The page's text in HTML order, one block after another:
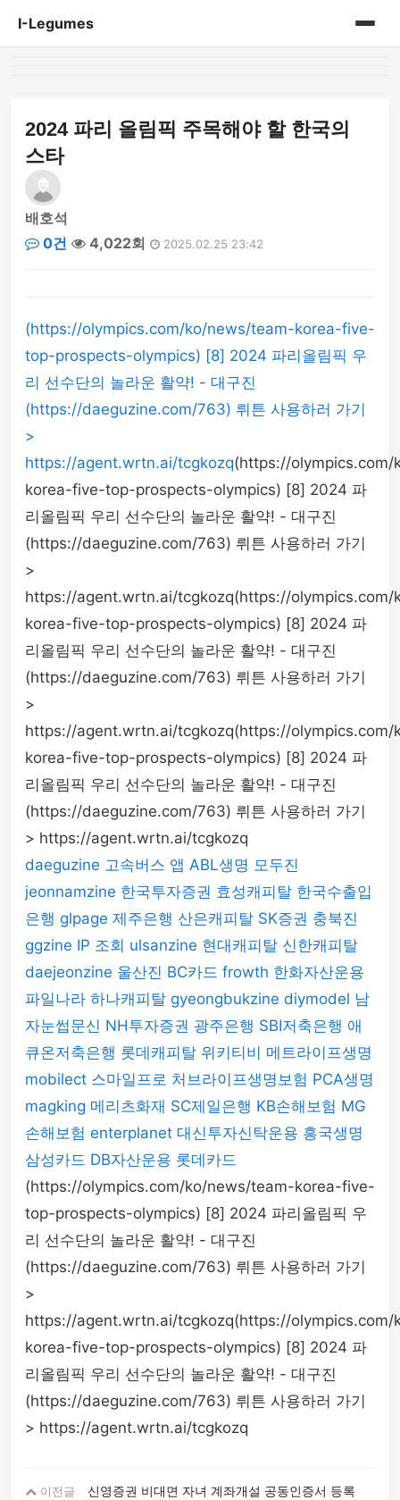
I-Legumes
2024 파리 올림픽 주목해야 할 한국의
스타
배호석
0건
4,022회 2025.02.25 23:42
(https://olympics.com/ko/news/team-korea-five-
top-prospects-olympics) [8] 2024 파리올림픽 우
리 선수단의 놀라운 활약! - 대구진
(https://daeguzine.com/763) 뤼튼 사용하러 가기
>
https://agent.wrtn.ai/tcgkozq(https://
korea-five-top-prospects-olympics) [8] 2024 파
리올림픽 우리 선수단의 놀라운 활약! - 대구진
(https://daeguzine.com/763) 뤼튼 사용하러 가기
>
https://agent.wrtn.ai/tcgkozq(https://
korea-five-top-prospects-olympics) [8] 2024 파
리올림픽 우리 선수단의 놀라운 활약! - 대구진
(https://daeguzine.com/763) 뤼튼 사용하러 가기
>
https://agent.wrtn.ai/tcgkozq(https://
korea-five-top-prospects-olympics) [8] 2024 파
리올림픽 우리 선수단의 놀라운 활약! - 대구진
(https://daeguzine.com/763) 뤼튼 사용하러 가기
> https://agent.wrtn.ai/tcgkozq
daeguzine 고속버스 앱 ABL생명 모두진
jeonnamzine 한국투자증권 효성캐피탈 한국수출입
은행 glpage 제주은행 산은캐피탈 SK증권 충북진
ggzine IP 조회 ulsanzine 현대캐피탈 신한캐피탈
daejeonzine 울산진 BC카드 frowth 한화자산운용
파일나라 하나캐피탈 gyeongbukzine diymodel 남
자눈썹문신 NH투자증권 광주은행 SBI저축은행 애
큐온저축은행 롯데캐피탈 위키티비 메트라이프생명
mobilect 스마일프로 처브라이프생명보험 PCA생명
magking 메리츠화재 SC제일은행 KB손해보험 MG
손해보험 enterplanet 대신투자신탁운용 흥국생명
삼성카드 DB자산운용 롯데카드
(https://olympics.com/ko/news/team-korea-five-
top-prospects-olympics) [8] 2024 파리올림픽 우
리 선수단의 놀라운 활약! - 대구진
(https://daeguzine.com/763) 뤼튼 사용하러 가기
>
https://agent.wrtn.ai/tcgkozq(https://
korea-five-top-prospects-olympics) [8] 2024 파
리올림픽 우리 선수단의 놀라운 활약! - 대구진
(https://daeguzine.com/763) 뤼튼 사용하러 가기
> https://agent.wrtn.ai/tcgkozq
이전글
신영증권 비대면 자녀 계좌개설 공동인증서 등록